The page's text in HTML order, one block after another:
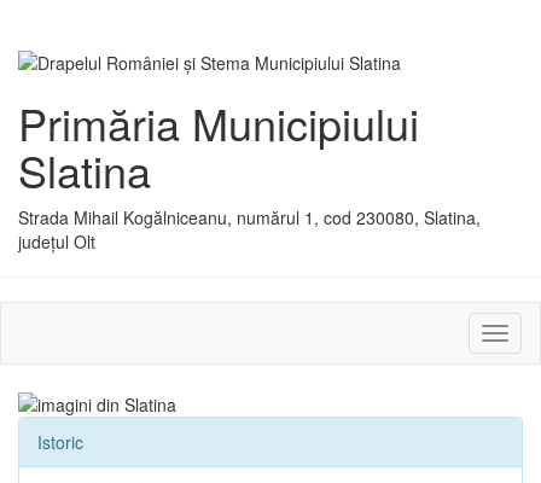
Primăria Municipiului
Slatina
Strada Mihail Kogălniceanu, numărul 1, cod 230080, Slatina,
județul Olt
sau
Istoric